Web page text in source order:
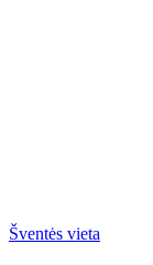
Šventės vieta